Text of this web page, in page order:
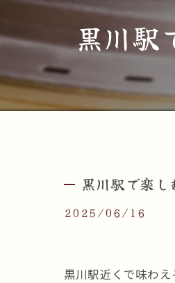
黒川駅
黒川駅で楽し
2025/06/16
黒川駅近くで味わ